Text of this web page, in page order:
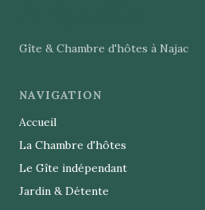
Gîte & Chambre d'hôtes à Najac
NAVIGATION
Accueil
La Chambre d'hôtes
Le Gîte indépendant
Jardin & Détente